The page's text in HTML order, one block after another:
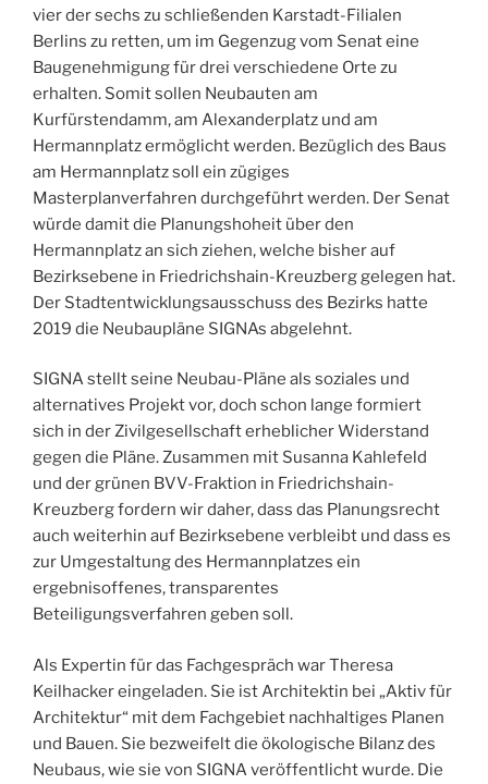
vier der sechs zu schließenden Karstadt-Filialen
Berlins zu retten, um im Gegenzug vom Senat eine
Baugenehmigung für drei verschiedene Orte zu
erhalten. Somit sollen Neubauten am
Kurfürstendamm, am Alexanderplatz und am
Hermannplatz ermöglicht werden. Bezüglich des Baus
am Hermannplatz soll ein zügiges
Masterplanverfahren durchgeführt werden. Der Senat
würde damit die Planungshoheit über den
Hermannplatz an sich ziehen, welche bisher auf
Bezirksebene in Friedrichshain-Kreuzberg gelegen hat.
Der Stadtentwicklungsausschuss des Bezirks hatte
2019 die Neubaupläne SIGNAs abgelehnt.
SIGNA stellt seine Neubau-Pläne als soziales und
alternatives Projekt vor, doch schon lange formiert
sich in der Zivilgesellschaft erheblicher Widerstand
gegen die Pläne. Zusammen mit Susanna Kahlefeld
und der grünen BVV-Fraktion in Friedrichshain-
Kreuzberg fordern wir daher, dass das Planungsrecht
auch weiterhin auf Bezirksebene verbleibt und dass es
zur Umgestaltung des Hermannplatzes ein
ergebnisoffenes, transparentes
Beteiligungsverfahren geben soll.
Als Expertin für das Fachgespräch war Theresa
Keilhacker eingeladen. Sie ist Architektin bei „Aktiv für
Architektur“ mit dem Fachgebiet nachhaltiges Planen
und Bauen. Sie bezweifelt die ökologische Bilanz des
Neubaus, wie sie von SIGNA veröffentlicht wurde. Die